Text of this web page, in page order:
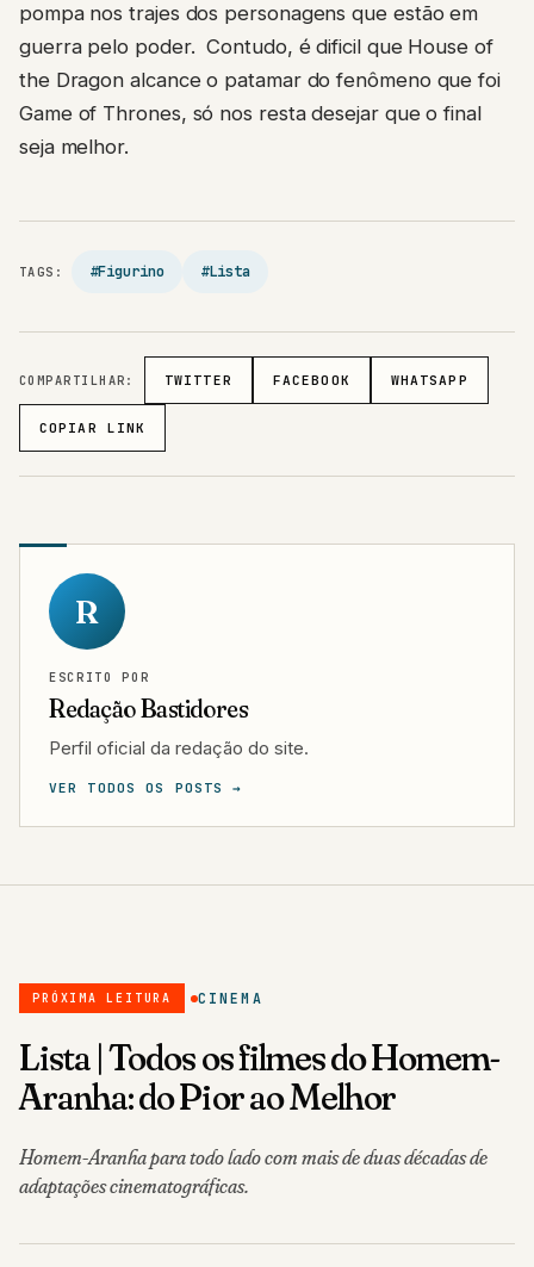
pompa nos trajes dos personagens que estão em
guerra pelo poder. Contudo, é dificil que House of
the Dragon alcance o patamar do fenômeno que foi
Game of Thrones, só nos resta desejar que o final
seja melhor.
TAGS: #Figurino #Lista
COMPARTILHAR: TWITTER FACEBOOK WHATSAPP
COPIAR LINK
R
ESCRITO POR
Redação Bastidores
Perfil oficial da redação do site.
VER TODOS OS POSTS →
PRÓXIMA LEITURA CINEMA
Lista | Todos os filmes do Homem-
Aranha: do Pior ao Melhor
Homem-Aranha para todo lado com mais de duas décadas de
adaptações cinematográficas.